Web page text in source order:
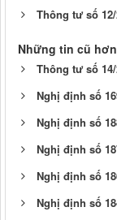
Thông tư số 12/
Những tin cũ hơn
Thông tư số 14/
Nghị định số
Nghị định số
Nghị định số
Nghị định số
Nghị định số